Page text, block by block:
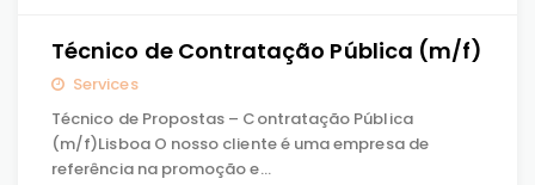
Técnico de Contratação Pública (m/f)
Services
Técnico de Propostas – Contratação Pública
(m/f)Lisboa O nosso cliente é uma empresa de
referência na promoção e…